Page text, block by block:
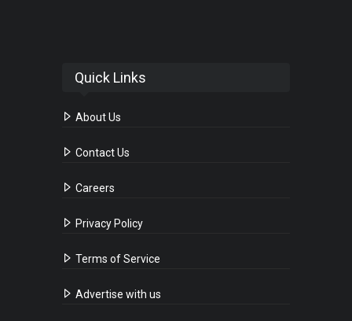
Quick Links
About Us
Contact Us
Careers
Privacy Policy
Terms of Service
Advertise with us